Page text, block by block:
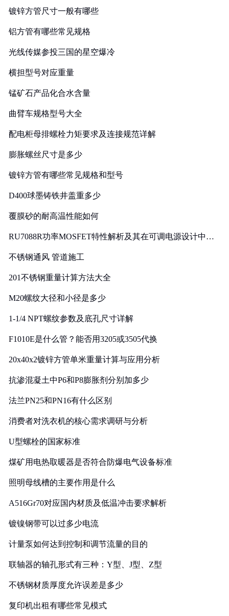
镀锌方管尺寸一般有哪些
铝方管有哪些常见规格
光线传媒参投三国的星空爆冷
横担型号对应重量
锰矿石产品化合水含量
曲臂车规格型号大全
配电柜母排螺栓力矩要求及连接规范详解
膨胀螺丝尺寸是多少
镀锌方管有哪些常见规格和型号
D400球墨铸铁井盖重多少
覆膜砂的耐高温性能如何
RU7088R功率MOSFET特性解析及其在可调电源设计中的
不锈钢通风 管道施工
201不锈钢重量计算方法大全
M20螺纹大径和小径是多少
1-1/4 NPT螺纹参数及底孔尺寸详解
F1010E是什么管？能否用3205或3505代换
20x40x2镀锌方管单米重量计算与应用分析
抗渗混凝土中P6和P8膨胀剂分别加多少
法兰PN25和PN16有什么区别
消费者对洗衣机的核心需求调研与分析
U型螺栓的国家标准
煤矿用电热取暖器是否符合防爆电气设备标准
照明母线槽的主要作用是什么
A516Gr70对应国内材质及低温冲击要求解析
镀镍钢带可以过多少电流
计量泵如何达到控制和调节流量的目的
联轴器的轴孔形式有三种：Y型、J型、Z型
不锈钢材质厚度允许误差是多少
复印机出租有哪些常见模式